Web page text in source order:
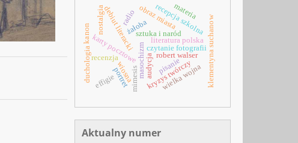
sztuka i naród
masochizm
karty pocztowe czytanie fotografii
obraz miasta klementyna suchanow
recenzja
żałoba
pisanie
kryzys twórczy
debiut literacki
audycja wielka wojna
mimesis
wiosna
duchologia
nostalgia
literatura polska
radio recepcja szkolna
portret
effigie
robert walser
kanon
materia
Aktualny numer